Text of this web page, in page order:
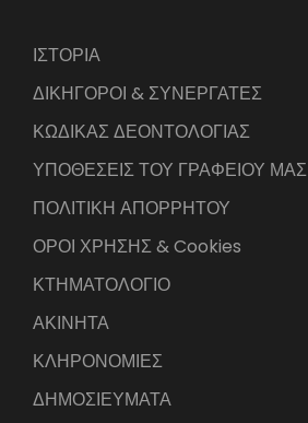
ΙΣΤΟΡΙΑ
ΔΙΚΗΓΟΡΟΙ & ΣΥΝΕΡΓΑΤΕΣ
ΚΩΔΙΚΑΣ ΔΕΟΝΤΟΛΟΓΙΑΣ
ΥΠΟΘΕΣΕΙΣ ΤΟΥ ΓΡΑΦΕΙΟΥ ΜΑΣ
ΠΟΛΙΤΙΚΗ ΑΠΟΡΡΗΤΟΥ
ΟΡΟΙ ΧΡΗΣΗΣ & Cookies
ΚΤΗΜΑΤΟΛΟΓΙΟ
ΑΚΙΝΗΤΑ
ΚΛΗΡΟΝΟΜΙΕΣ
ΔΗΜΟΣΙΕΥΜΑΤΑ